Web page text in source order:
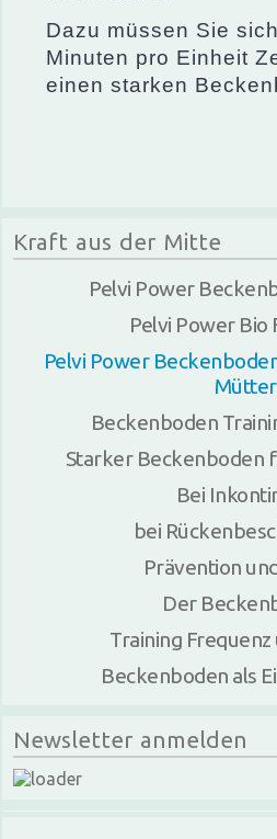
Dazu müssen Sie
Minuten pro Einheit
einen starken
Kraft aus der Mitte
Pelvi Power
Pelvi Power Bio
Pelvi Power
Mütter
Beckenboden
Starker Beckenboden
Bei
bei
Prävention
Der
Training
Beckenboden als
Newsletter anmelden